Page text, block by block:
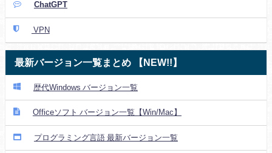
ChatGPT
VPN
最新バージョン一覧まとめ 【NEW!!】
歴代Windows バージョン一覧
Officeソフト バージョン一覧【Win/Mac】
プログラミング言語 最新バージョン一覧